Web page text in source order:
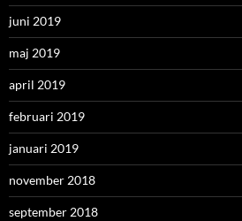
juni 2019
maj 2019
april 2019
februari 2019
januari 2019
november 2018
september 2018